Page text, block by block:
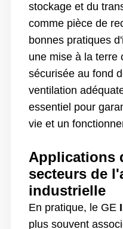
stockage et du
comme pièce de
bonnes pratiques
une mise à la terre
sécurisée au fond
ventilation
essentiel pour
vie et un
Applications
secteurs de
industrielle
En pratique, le GE
plus souvent